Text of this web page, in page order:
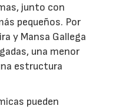
junto con
pequeños. Por
y Mansa Gallega
una menor
estructura
pueden